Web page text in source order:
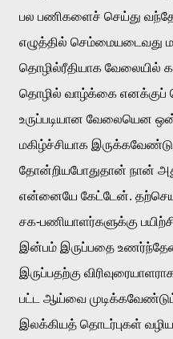
பல பணிகளைச் செய்து
எழுத்தில் செம்மையடைவது
தொழில்ரீதியாக வேலையில்
தொழில் வாழ்க்கை எனக்குப்
உருப்படியான வேலையென
மகிழ்ச்சியாக
தோன்றியபோதுதான் நான்
என்னையே கேட்டேன்.
சக-பணியாளர்களுக்கு
இன்பம் இருப்பதை
இருப்பதற்கு
பட்ட ஆய்வை
இலக்கியத் தொடர்புகள்